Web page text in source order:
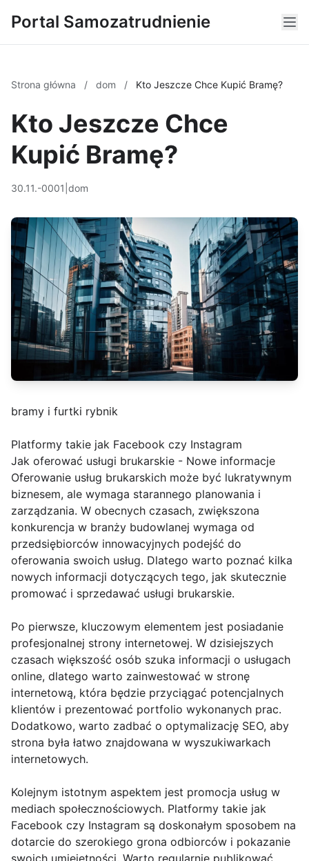
Portal Samozatrudnienie
Strona główna / dom / Kto Jeszcze Chce Kupić Bramę?
Kto Jeszcze Chce
Kupić Bramę?
30.11.-0001 dom
bramy i furtki rybnik
Platformy takie jak Facebook czy Instagram
Jak oferować usługi brukarskie - Nowe informacje
Oferowanie usług brukarskich może być lukratywnym
biznesem, ale wymaga starannego planowania i
zarządzania. W obecnych czasach, zwiększona
konkurencja w branży budowlanej wymaga od
przedsiębiorców innowacyjnych podejść do
oferowania swoich usług. Dlatego warto poznać kilka
nowych informacji dotyczących tego, jak skutecznie
promować i sprzedawać usługi brukarskie.
Po pierwsze, kluczowym elementem jest posiadanie
profesjonalnej strony internetowej. W dzisiejszych
czasach większość osób szuka informacji o usługach
online, dlatego warto zainwestować w stronę
internetową, która będzie przyciągać potencjalnych
klientów i prezentować portfolio wykonanych prac.
Dodatkowo, warto zadbać o optymalizację SEO, aby
strona była łatwo znajdowana w wyszukiwarkach
internetowych.
Kolejnym istotnym aspektem jest promocja usług w
mediach społecznościowych. Platformy takie jak
Facebook czy Instagram są doskonałym sposobem na
dotarcie do szerokiego grona odbiorców i pokazanie